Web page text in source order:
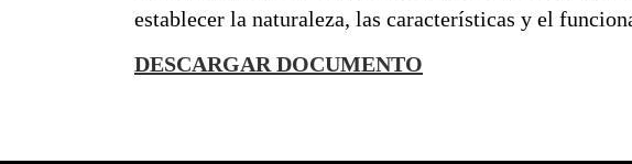
establecer la naturaleza, las características y el
DESCARGAR DOCUMENTO